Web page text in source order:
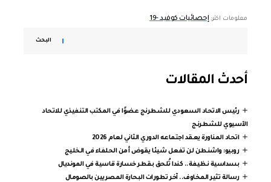
معلومات اكثر:إحصائيات كوفيد -19
البحث
أحدث المقالات
رئيس الاتحاد السعودي للشطرنج عضوًا في المكتب التنفيذي للاتحاد
الآسيوي للشطرنج
اتحاد المناورة يعقد اجتماعه الدوري الثاني لعام 2026
روبيو: واشنطن لن تفعل شيئا يقوض أمن الحلفاء في الخليج
بسداسية نظيفة.. كندا تُلحق بقطر خسارة قاسية في المونديال
رسالة تثير المخاوف.. آخر تطورات البحارة المصريين بالصومال